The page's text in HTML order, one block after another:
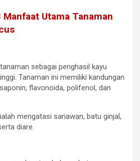
Manfaat Utama Tanaman
sebagai penghasil kayu
Tanaman ini memiliki kandungan
flavonoida, polifenol, dan
mengatasi sariawan, batu ginjal,
diare.